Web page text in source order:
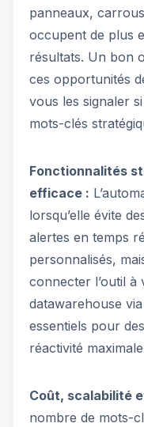
panneaux,
occupent de plus
résultats. Un bon
ces opportunités
vous les signaler
mots-clés
Fonctionnalités
efficace :
lorsqu’elle évite
alertes en temps
personnalisés,
connecter l’outil
datawarehouse
essentiels pour
réactivité
Coût, scalabilité
nombre de mots-